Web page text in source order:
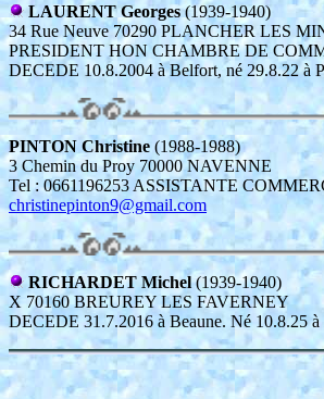
LAURENT Georges(1939-1940)
34 Rue Neuve 70290 PLANCHER LES
PRESIDENT HON CHAMBRE DE
DECEDE 10.8.2004 à Belfort, né 29.8.22 à
PINTON Christine (1988-1988)
3 Chemin du Proy 70000 NAVENNE
Tel : 0661196253 ASSISTANTE
christinepinton9@gmail.com
RICHARDET Michel(1939-1940)
X 70160 BREUREY LES FAVERNEY
DECEDE 31.7.2016 à Beaune. Né 10.8.25